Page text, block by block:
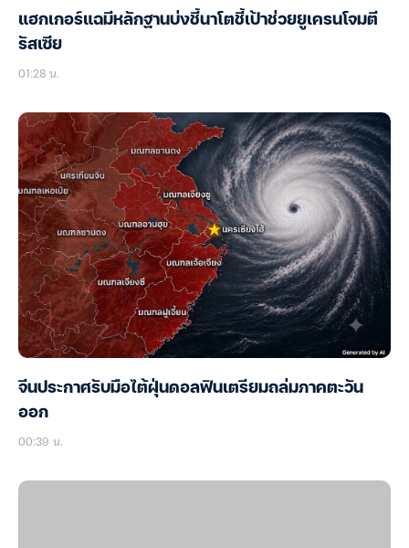
แฮกเกอร์แฉมีหลักฐานบ่งชี้นาโตชี้เป้าช่วยยูเครนโจมตี
รัสเซีย
01:28 น.
จีนประกาศรับมือไต้ฝุ่นดอลฟินเตรียมถล่มภาคตะวัน
ออก
00:39 น.